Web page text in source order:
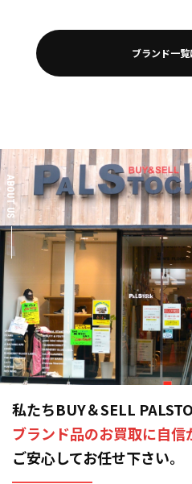
ブランド一
ABOUT US
私たちBUY＆SELL
ブランド品のお買取に自信
ご安心してお任せ下さい。